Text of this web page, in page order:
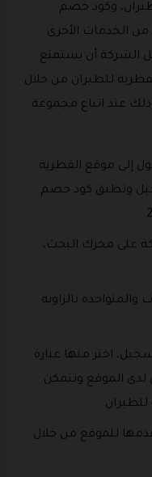
وكود خصم
من الخدمات الأخرى
الشركة أن يستمتع
للطيران من خلال
عند اتباع مجموعة
إلى موقع القطرية
وتطبق كود خصم
على محرك البحث،
والمتواجدة بالزاوية
اختر منها عبارة
الموقع وتتمكن
للموقع من خلال